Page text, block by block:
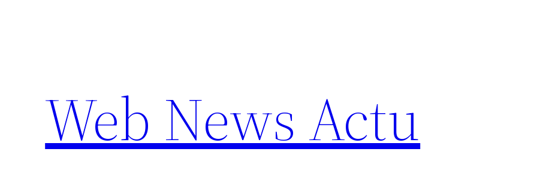
Web News Actu